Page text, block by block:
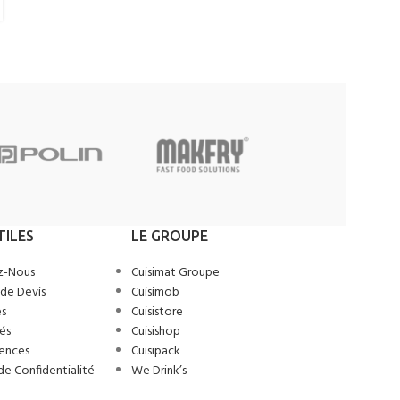
Nous
Devis
Confidentialité
LE GROUPE
Cuisimat Groupe
Cuisimob
Cuisistore
Cuisishop
Cuisipack
We Drink’s